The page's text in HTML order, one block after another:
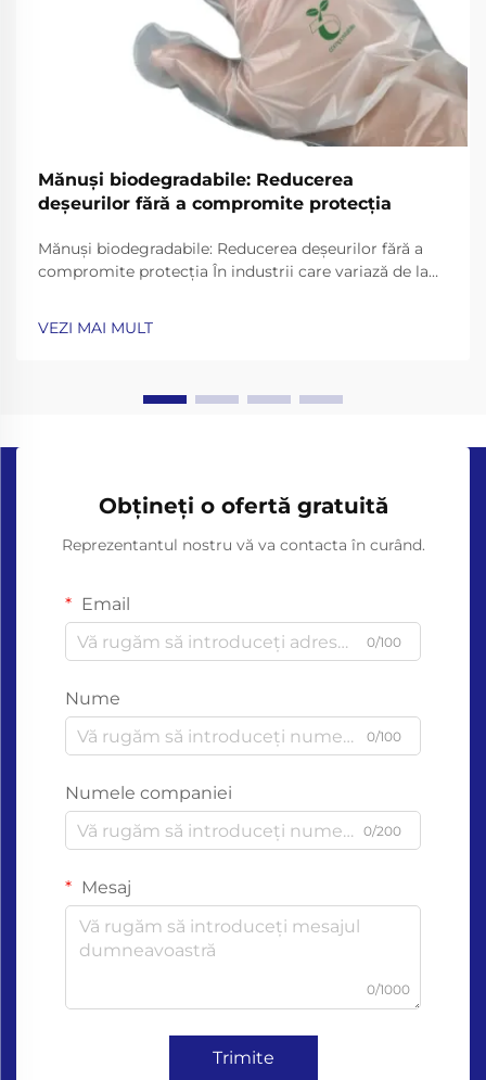
Mănuși biodegradabile: Reducerea
deșeurilor fără a compromite protecția
Mănuși biodegradabile: Reducerea deșeurilor fără a
compromite protecția În industrii care variază de la
siguranță. Cu toate acestea, mănușile tradiționale
VEZI MAI MULT
Obțineți o ofertă gratuită
Reprezentantul nostru vă va contacta în curând.
Email
0/100
Nume
0/100
Numele companiei
0/200
Mesaj
0/1000
Trimite